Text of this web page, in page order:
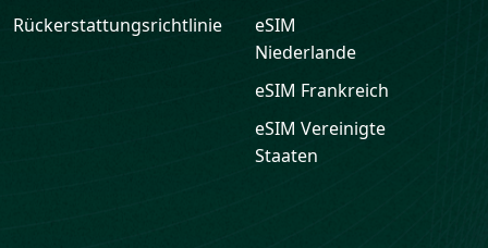
Rückerstattungsrichtlinie
eSIM
Niederlande
eSIM Frankreich
eSIM Vereinigte
Staaten